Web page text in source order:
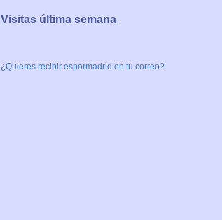
Visitas última semana
¿Quieres recibir espormadrid en tu correo?